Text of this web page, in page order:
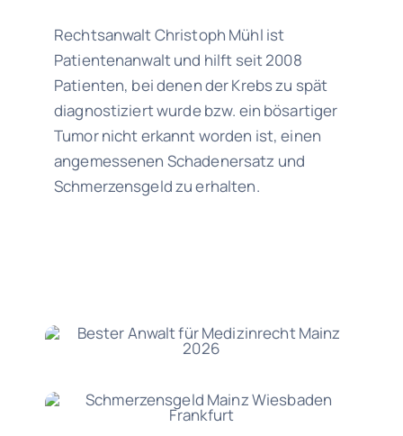
Rechtsanwalt Christoph Mühl ist
Patientenanwalt und hilft seit 2008
Patienten, bei denen der Krebs zu spät
diagnostiziert wurde bzw. ein bösartiger
Tumor nicht erkannt worden ist, einen
angemessenen Schadenersatz und
Schmerzensgeld zu erhalten.